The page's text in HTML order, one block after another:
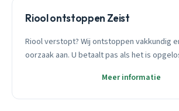
Riool ontstoppen Zeist
Riool verstopt? Wij ontstoppen vakkundig
oorzaak aan. U betaalt pas als het is
Meer informatie